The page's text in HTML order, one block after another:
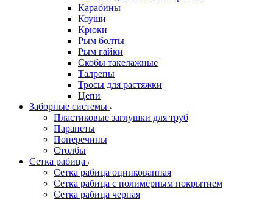
Карабины
Коуши
Крюки
Рым болты
Рым гайки
Скобы такелажные
Талрепы
Тросы для растяжки
Цепи
Заборные системы
Пластиковые заглушки для труб
Парапеты
Поперечины
Столбы
Сетка рабица
Сетка рабица оцинкованная
Сетка рабица с полимерным покрытием
Сетка рабица черная